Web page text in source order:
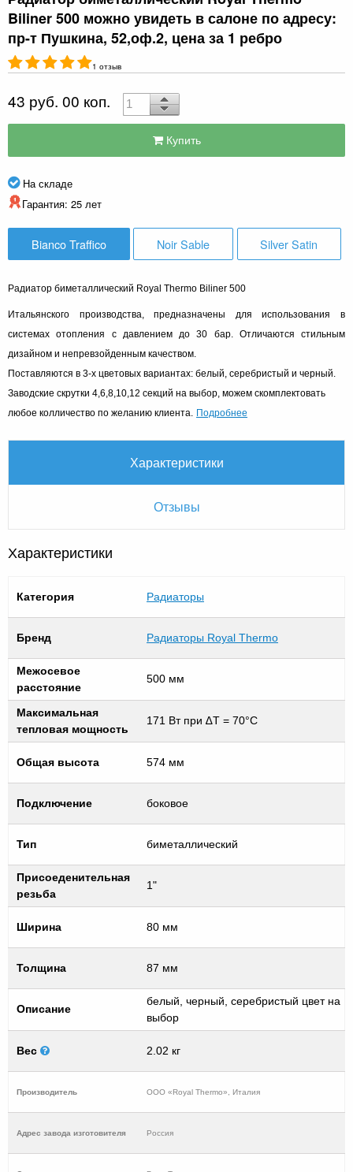
Biliner 500 можно увидеть в салоне по адресу:
пр-т Пушкина, 52,оф.2, цена за 1 ребро
1 отзыв
43 руб. 00 коп.
Купить
На складе
Гарантия: 25 лет
Bianco Traffico Noir Sable Silver Satin
Радиатор биметаллический Royal Thermo Biliner 500
Итальянского производства, предназначены для использования в
системах отопления с давлением до 30 бар. Отличаются стильным
дизайном и непревзойденным качеством.
Поставляются в 3-х цветовых вариантах: белый, серебристый и черный.
Заводские скрутки 4,6,8,10,12 секций на выбор, можем скомплектовать
любое колличество по желанию клиента. Подробнее
Характеристики
Отзывы
Характеристики
Категория Радиаторы
Бренд Радиаторы Royal Thermo
Межосевое
расстояние
500 мм
Максимальная
тепловая мощность
171 Вт при ∆T = 70°C
Общая высота 574 мм
Подключение боковое
Тип биметаллический
Присоеденительная
резьба
1"
Ширина 80 мм
Толщина 87 мм
Описание
белый, черный, серебристый цвет на
выбор
Вес 2.02 кг
Производитель ООО «Royal Thermo», Италия
Адрес завода изготовителя Россия